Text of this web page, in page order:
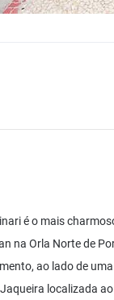
é o mais
na Orla Norte de
ao lado de
Jaqueira localizada